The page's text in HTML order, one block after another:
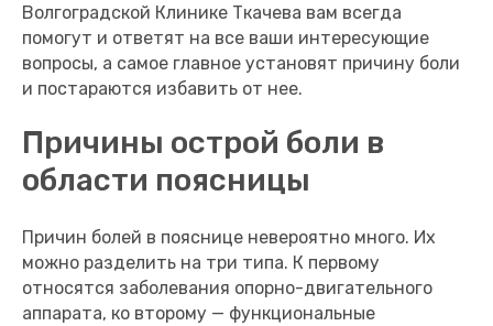
Волгоградской Клинике Ткачева вам всегда
помогут и ответят на все ваши интересующие
вопросы, а самое главное установят причину боли
и постараются избавить от нее.
Причины острой боли в
области поясницы
Причин болей в пояснице невероятно много. Их
можно разделить на три типа. К первому
относятся заболевания опорно-двигательного
аппарата, ко второму — функциональные